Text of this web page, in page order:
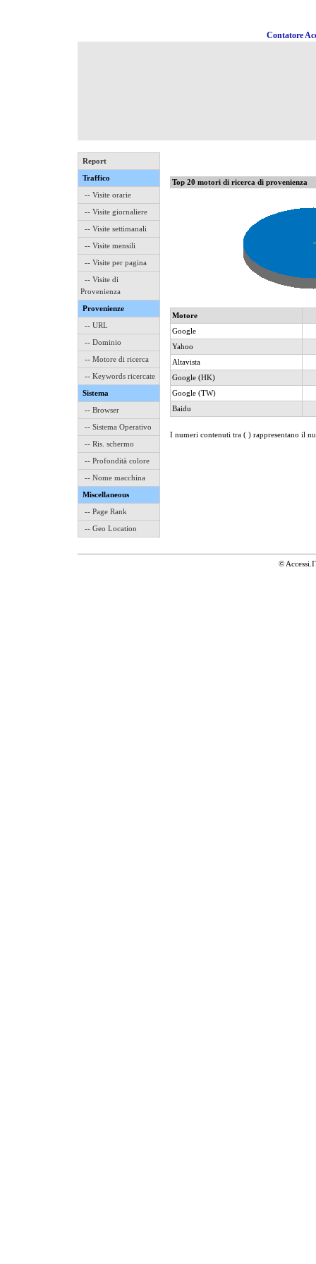
Contatore
Report
Traffico
-- Visite orarie
-- Visite giornaliere
-- Visite settimanali
-- Visite mensili
-- Visite per pagina
-- Visite di
Provenienza
Provenienze
-- URL
-- Dominio
-- Motore di ricerca
-- Keywords ricercate
Sistema
-- Browser
-- Sistema Operativo
-- Ris. schermo
-- Profondità colore
-- Nome macchina
Miscellaneous
-- Page Rank
-- Geo Location
Top 20 motori di ricerca di provenienza
Motore
Google
Yahoo
Altavista
Google (HK)
Google (TW)
Baidu
I numeri contenuti tra ( ) rappresentano il
©